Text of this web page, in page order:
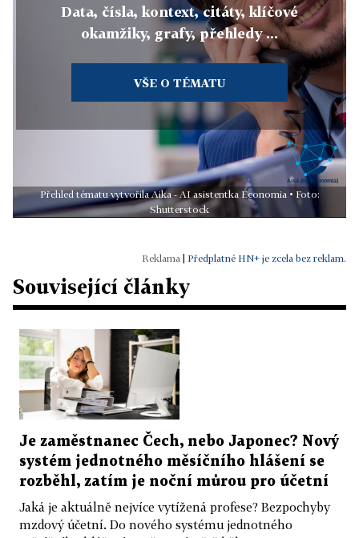
Data, čísla, kontext, citáty, klíčové
okamžiky, grafy, přehledy ...
VŠE O TÉMATU
Přehled tématu vytvořila Aika - AI asistentka Economia • Foto:
Shutterstock
Předplatné HN+ je zcela bez reklam.
Související články
Je zaměstnanec Čech, nebo Japonec? Nový
systém jednotného měsíčního hlášení se
rozběhl, zatím je noční můrou pro účetní
Jaká je aktuálně nejvíce vytížená profese? Bezpochyby
mzdový účetní. Do nového systému jednotného